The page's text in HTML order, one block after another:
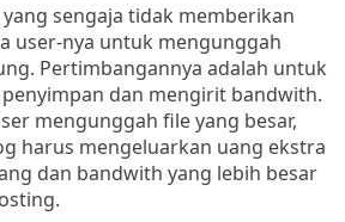
sengaja tidak memberikan
user-nya untuk mengunggah
Pertimbangannya adalah untuk
dan mengirit bandwith.
mengunggah file yang besar,
harus mengeluarkan uang ekstra
dan bandwith yang lebih besar